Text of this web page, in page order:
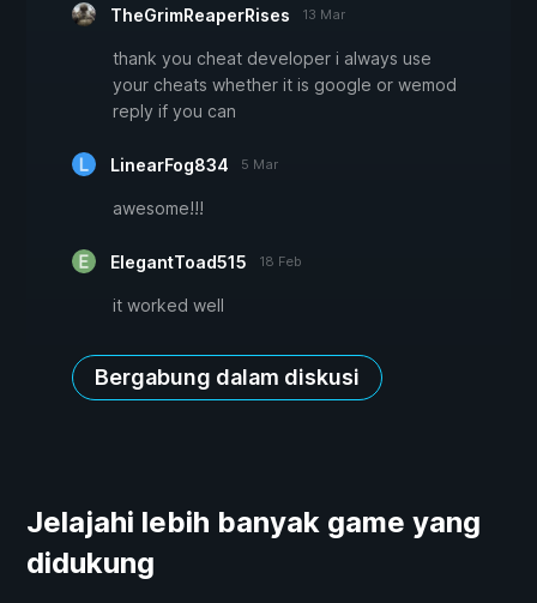
TheGrimReaperRises 13 Mar
thank you cheat developer i always use
your cheats whether it is google or wemod
reply if you can
LinearFog834 5 Mar
awesome!!!
ElegantToad515 18 Feb
it worked well
Bergabung dalam diskusi
Jelajahi lebih banyak game yang
didukung